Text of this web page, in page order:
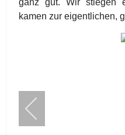
kamen zur eigentlichen,